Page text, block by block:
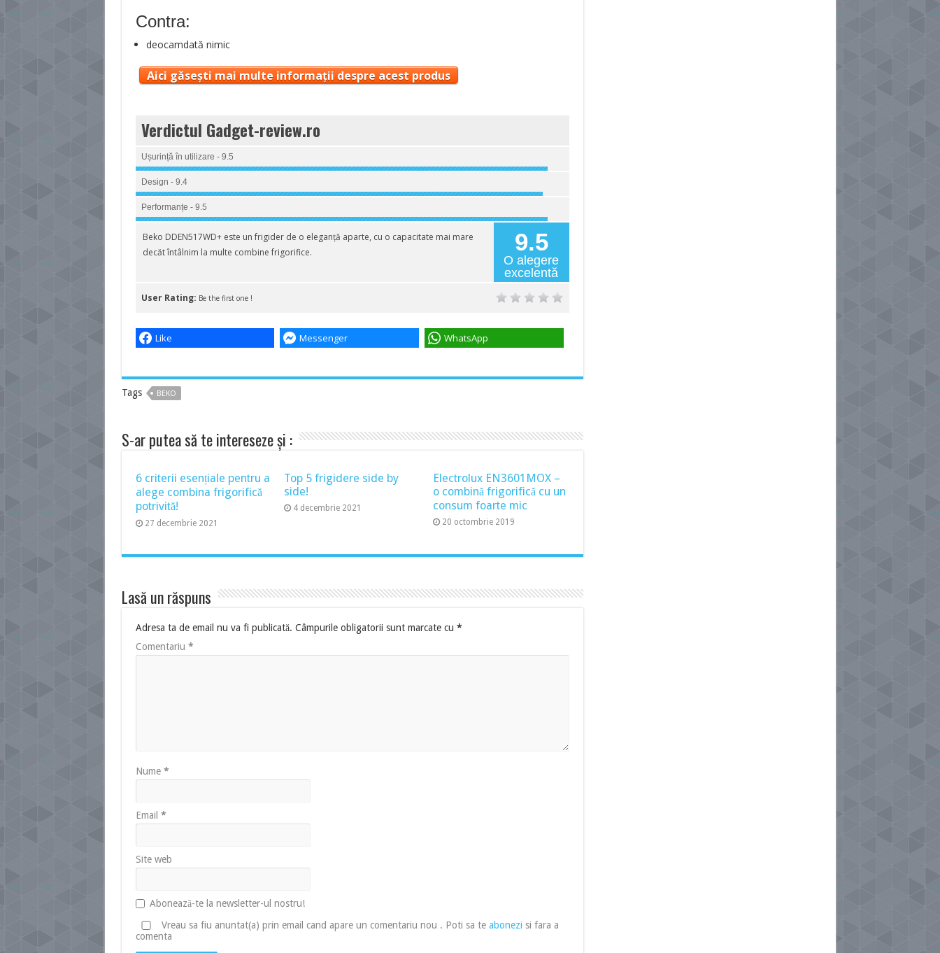
Contra:
deocamdată nimic
Aici găsești mai multe informații despre acest produs
Verdictul Gadget-review.ro
Ușurință în utilizare - 9.5
Design - 9.4
Performanțe - 9.5
9.5
O alegere
excelentă
Beko DDEN517WD+ este un frigider de o eleganță aparte, cu o capacitate mai mare
decăt întâlnim la multe combine frigorifice.
User Rating: Be the first one !
Like Messenger WhatsApp
Tags BEKO
S-ar putea să te intereseze și :
6 criterii esențiale pentru a
alege combina frigorifică
potrivită!
27 decembrie 2021
Top 5 frigidere side by
side!
4 decembrie 2021
Electrolux EN3601MOX –
o combină frigorifică cu un
consum foarte mic
20 octombrie 2019
Lasă un răspuns
Adresa ta de email nu va fi publicată. Câmpurile obligatorii sunt marcate cu *
Comentariu *
Nume *
Email *
Site web
Abonează-te la newsletter-ul nostru!
Vreau sa fiu anuntat(a) prin email cand apare un comentariu nou . Poti sa te abonezi si fara a
comenta